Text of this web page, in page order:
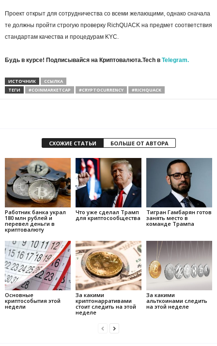
Проект открыт для сотрудничества со всеми желающими, однако сначала
те должны пройти строгую проверку RichQUACK на предмет соответствия
стандартам качества и процедурам KYC.
Будь в курсе! Подписывайся на Криптовалюта.Tech в Telegram.
ИСТОЧНИК
ССЫЛКА
ТЕГИ
#COINMARKETCAP #CRYPTOCURRENCY #RICHQUACK
СХОЖИЕ СТАТЬИ БОЛЬШЕ ОТ АВТОРА
Работник банка украл
180 млн рублей и
перевел деньги в
криптовалюту
Что уже сделал Трамп
для криптосообщества
Тигран Гамбарян готов
занять место в
команде Трампа
Основные
криптособытия этой
недели
За какими
криптонарративами
стоит следить на этой
неделе
За какими
альткоинами следить
на этой неделе